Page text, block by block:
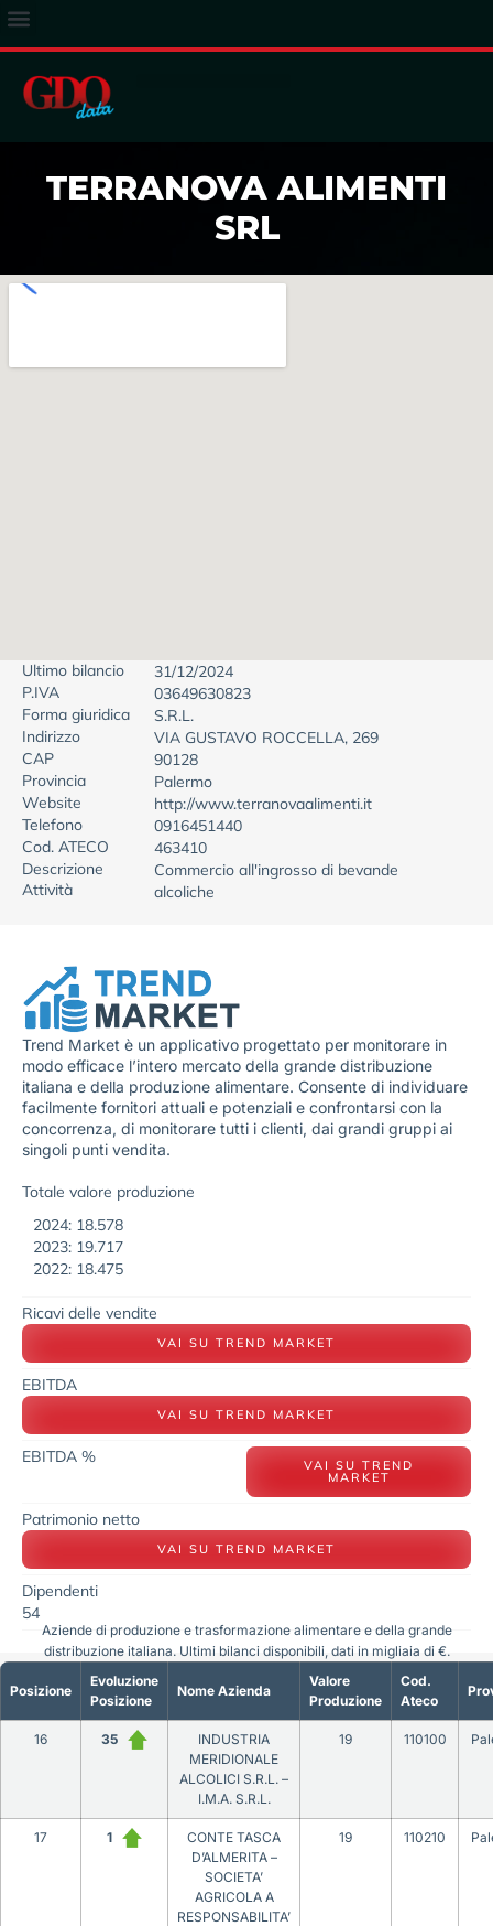
TERRANOVA ALIMENTI
SRL
Ultimo bilancio
31/12/2024
P.IVA
03649630823
Forma giuridica
S.R.L.
Indirizzo
VIA GUSTAVO ROCCELLA, 269
CAP
90128
Provincia
Palermo
Website
http://www.terranovaalimenti.it
Telefono
0916451440
Cod. ATECO
463410
Descrizione
Attività
Commercio all'ingrosso di bevande
alcoliche
Trend Market è un applicativo progettato per monitorare in
modo efficace l’intero mercato della grande distribuzione
italiana e della produzione alimentare. Consente di individuare
facilmente fornitori attuali e potenziali e confrontarsi con la
concorrenza, di monitorare tutti i clienti, dai grandi gruppi ai
singoli punti vendita.
Totale valore produzione
2024: 18.578
2023: 19.717
2022: 18.475
Ricavi delle vendite
VAI SU TREND MARKET
EBITDA
VAI SU TREND MARKET
EBITDA % VAI SU TREND
MARKET
Patrimonio netto
VAI SU TREND MARKET
Dipendenti
54
Posizione
Evoluzione
Posizione
Nome Azienda
Valore
Produzione
Cod.
Ateco
16 35
INDUSTRIA
MERIDIONALE
ALCOLICI S.R.L. –
I.M.A. S.R.L.
19 110100
17 1
CONTE TASCA
D’ALMERITA –
SOCIETA’
AGRICOLA A
RESPONSABILITA’
19 110210
Aziende di produzione e trasformazione alimentare e della grande
distribuzione italiana. Ultimi bilanci disponibili, dati in migliaia di €.